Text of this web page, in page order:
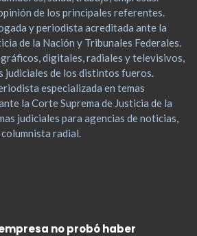
de los principales referentes.
y periodista acreditada ante la
de la Nación y Tribunales Federales.
digitales, radiales y televisivos,
judiciales de los distintos fueros.
especializada en temas
la Corte Suprema de Justicia de la
judiciales para agencias de noticias,
radial.
no probó haber